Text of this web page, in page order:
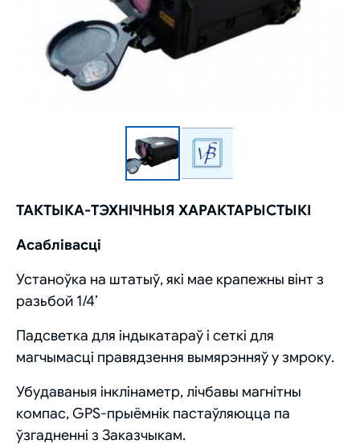
ТАКТЫКА-ТЭХНІЧНЫЯ ХАРАКТАРЫСТЫКІ
Асаблівасці
Устаноўка на штатыў, які мае крапежны вінт з
разьбой 1/4’
Падсветка для індыкатараў і сеткі для
магчымасці правядзення вымярэнняў у змроку.
Убудаваныя інклінаметр, лічбавы магнітны
компас, GPS-прыёмнік пастаўляюцца па
ўзгадненні з Заказчыкам.